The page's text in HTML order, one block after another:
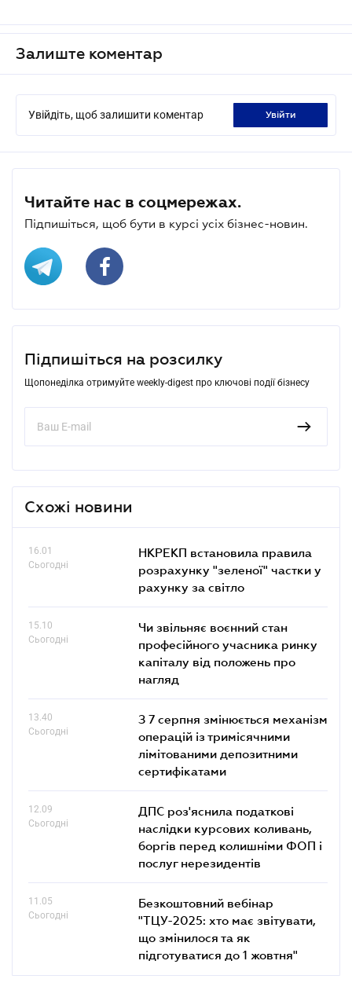
Залиште коментар
Увійдіть, щоб залишити коментар увійти
Читайте нас в соцмережах.
Підпишіться, щоб бути в курсі усіх бізнес-новин.
Підпишіться на розсилку
Щопонеділка отримуйте weekly-digest про ключові події бізнесу
Схожі новини
16.01
Сьогодні
НКРЕКП встановила правила
розрахунку "зеленої" частки у
рахунку за світло
15.10
Сьогодні
Чи звільняє воєнний стан
професійного учасника ринку
капіталу від положень про
нагляд
13.40
Сьогодні
З 7 серпня змінюється механізм
операцій із тримісячними
лімітованими депозитними
сертифікатами
12.09
Сьогодні
ДПС роз'яснила податкові
наслідки курсових коливань,
боргів перед колишніми ФОП і
послуг нерезидентів
11.05
Сьогодні
Безкоштовний вебінар
"ТЦУ-2025: хто має звітувати,
що змінилося та як
підготуватися до 1 жовтня"